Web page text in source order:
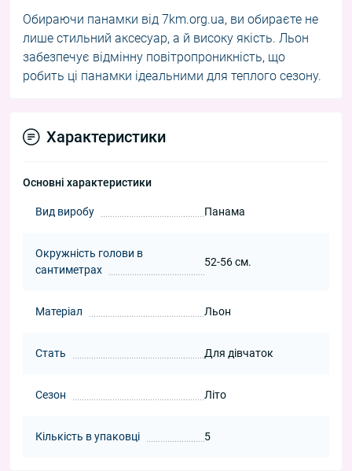
Обираючи панамки від 7km.org.ua, ви обираєте не
лише стильний аксесуар, а й високу якість. Льон
забезпечує відмінну повітропроникність, що
робить ці панамки ідеальними для теплого сезону.
Характеристики
Основні характеристики
Вид виробу Панама
Окружність голови в
сантиметрах
52-56 см.
Матеріал Льон
Стать Для дівчаток
Сезон Літо
Кількість в упаковці 5